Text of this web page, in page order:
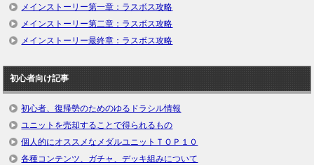
メインストーリー第一章：ラスボス攻略
メインストーリー第二章：ラスボス攻略
メインストーリー最終章：ラスボス攻略
初心者向け記事
初心者、復帰勢のためのゆるドラシル情報
ユニットを売却することで得られるもの
個人的にオススメなメダルユニットＴＯＰ１０
各種コンテンツ、ガチャ、デッキ組みについて